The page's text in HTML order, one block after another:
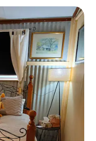
appréciés